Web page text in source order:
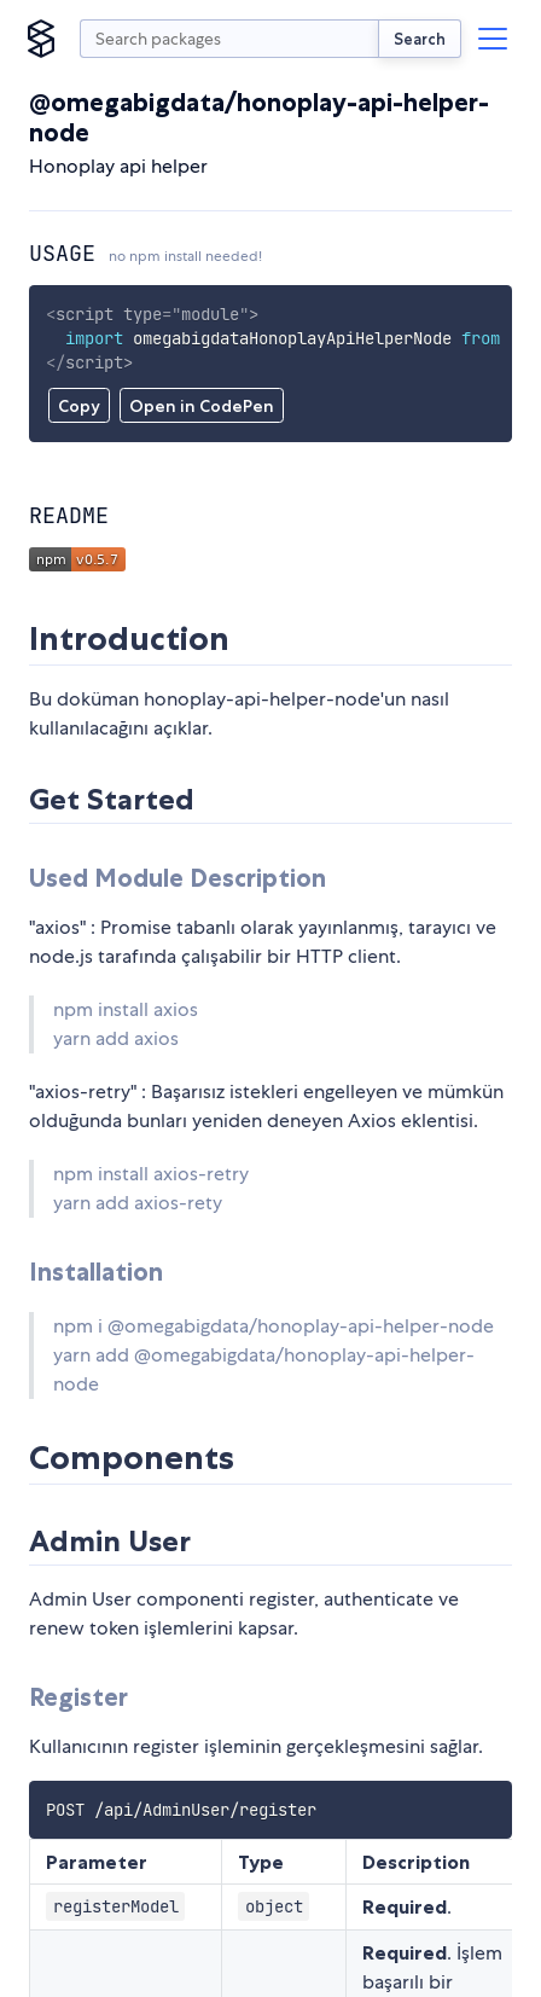
Search
@omegabigdata/honoplay-api-helper-
node
Honoplay api helper
USAGE no npm install needed!
Copy Open in CodePen
<script type="module">
import omegabigdataHonoplayApiHelperNode from
</script>
README
Introduction
Bu doküman honoplay-api-helper-node'un nasıl
kullanılacağını açıklar.
Get Started
Used Module Description
"axios" : Promise tabanlı olarak yayınlanmış, tarayıcı ve
node.js tarafında çalışabilir bir HTTP client.
npm install axios
yarn add axios
"axios-retry" : Başarısız istekleri engelleyen ve mümkün
olduğunda bunları yeniden deneyen Axios eklentisi.
npm install axios-retry
yarn add axios-rety
Installation
npm i @omegabigdata/honoplay-api-helper-node
yarn add @omegabigdata/honoplay-api-helper-
node
Components
Admin User
Admin User componenti register, authenticate ve
renew token işlemlerini kapsar.
Register
Kullanıcının register işleminin gerçekleşmesini sağlar.
POST /api/AdminUser/register
Parameter Type Description
registerModel object Required.
Required. İşlem
başarılı bir